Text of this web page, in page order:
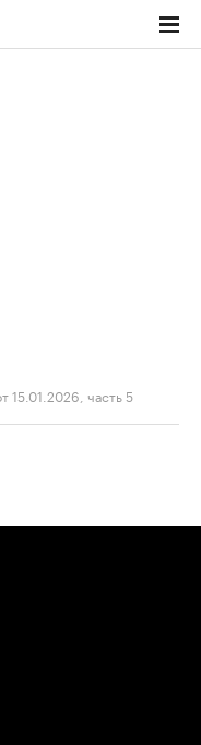
15.01.2026, часть 5